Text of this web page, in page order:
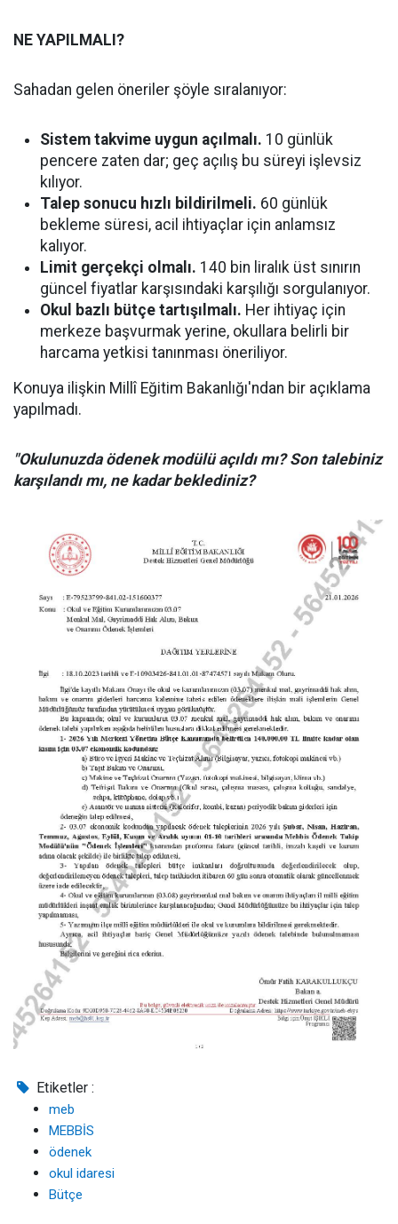
NE YAPILMALI?
Sahadan gelen öneriler şöyle sıralanıyor:
Sistem takvime uygun açılmalı. 10 günlük
pencere zaten dar; geç açılış bu süreyi işlevsiz
kılıyor.
Talep sonucu hızlı bildirilmeli. 60 günlük
bekleme süresi, acil ihtiyaçlar için anlamsız
kalıyor.
Limit gerçekçi olmalı. 140 bin liralık üst sınırın
güncel fiyatlar karşısındaki karşılığı sorgulanıyor.
Okul bazlı bütçe tartışılmalı. Her ihtiyaç için
merkeze başvurmak yerine, okullara belirli bir
harcama yetkisi tanınması öneriliyor.
Konuya ilişkin Millî Eğitim Bakanlığı'ndan bir açıklama
yapılmadı.
"Okulunuzda ödenek modülü açıldı mı? Son talebiniz
karşılandı mı, ne kadar beklediniz?
Etiketler :
meb
MEBBİS
ödenek
okul idaresi
Bütçe